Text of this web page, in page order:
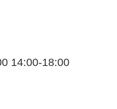
14:00-18:00